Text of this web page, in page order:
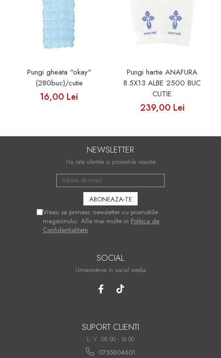
Pungi gheata "okay"
(280buc)/cutie
16,00 Lei
Pungi hartie ANAFURA
8.5X13 ALBE 2500 BUC
CUTIE
239,00 Lei
NEWSLETTER
Nu rata ofertele si promotiile noastre
Vreau sa primesc newsletter cu promotiile
magazinului. Afla mai multe in Politica de
Confidentialitate
SOCIAL
Urmareste-ne in social media
SUPORT CLIENTI
L- V: 08:00 - 16:00
0755604601